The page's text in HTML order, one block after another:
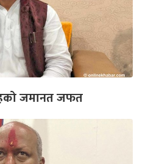
जमानत जफत